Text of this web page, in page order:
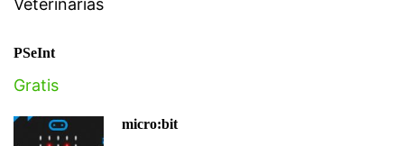
Veterinarias
PSeInt
Gratis
micro:bit